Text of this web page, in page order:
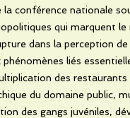
la conférence nationale
qui marquent
dans la perception
phénomènes liés
des
du domaine public,
des gangs juvéniles,